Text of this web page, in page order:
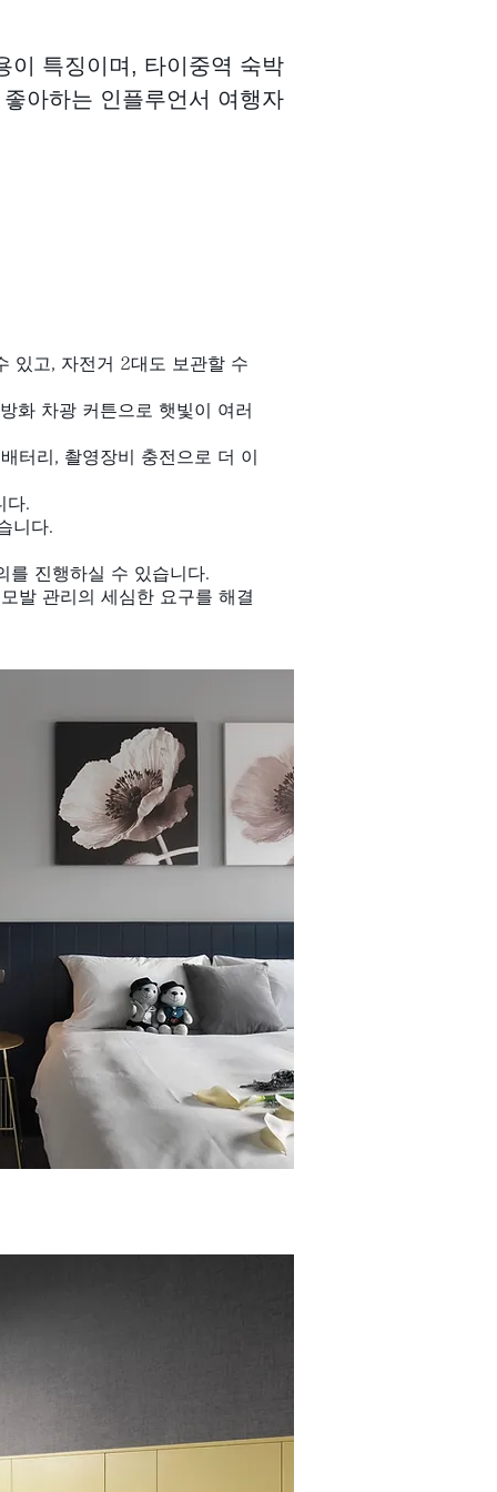
이 특징이며, 타이중역 숙박
아하는 인플루언서 여행자
있고, 자전거 2대도 보관할 수
화 차광 커튼으로 햇빛이 여러
터리, 촬영장비 충전으로 더 이
.
니다.
진행하실 수 있습니다.
발 관리의 세심한 요구를 해결